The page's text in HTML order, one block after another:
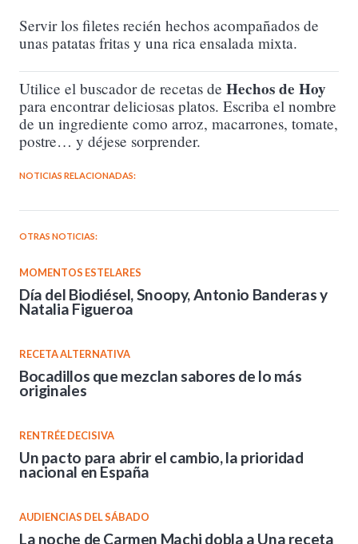
Servir los filetes recién hechos acompañados de
unas patatas fritas y una rica ensalada mixta.
Utilice el buscador de recetas de Hechos de Hoy
para encontrar deliciosas platos. Escriba el nombre
de un ingrediente como arroz, macarrones, tomate,
postre… y déjese sorprender.
NOTICIAS RELACIONADAS:
OTRAS NOTICIAS:
MOMENTOS ESTELARES
Día del Biodiésel, Snoopy, Antonio Banderas y
Natalia Figueroa
RECETA ALTERNATIVA
Bocadillos que mezclan sabores de lo más
originales
RENTRÉE DECISIVA
Un pacto para abrir el cambio, la prioridad
nacional en España
AUDIENCIAS DEL SÁBADO
La noche de Carmen Machi dobla a Una receta